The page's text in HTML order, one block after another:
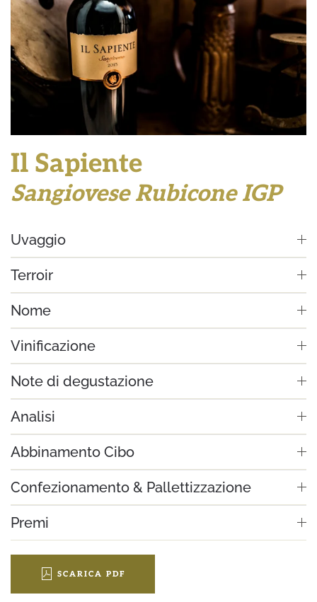
Il Sapiente
Sangiovese Rubicone IGP
Uvaggio
Terroir
Nome
Vinificazione
Note di degustazione
Analisi
Abbinamento Cibo
Confezionamento & Pallettizzazione
Premi
SCARICA PDF